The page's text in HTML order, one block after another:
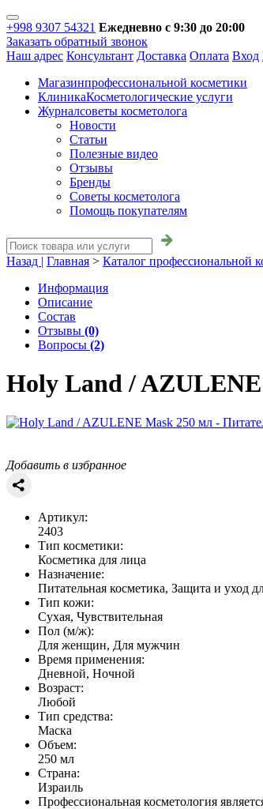
+998 9307 54321 Ежедневно с 9:30 до 20:00
Заказать обратный звонок
Наш адрес Консультант Доставка Оплата Вход
Магазинпрофессиональной косметики
КлиникаКосметологические услуги
Журналсоветы косметолога
Новости
Статьи
Полезные видео
Отзывы
Бренды
Советы косметолога
Помощь покупателям
Назад | Главная > Каталог профессиональной
Информация
Описание
Состав
Отзывы (0)
Вопросы (2)
Holy Land / AZULENE
Добавить в избранное
Артикул:
2403
Тип косметики:
Косметика для лица
Назначение:
Питательная косметика, Защита и уход
Тип кожи:
Сухая, Чувствительная
Пол (м/ж):
Для женщин, Для мужчин
Время применения:
Дневной, Ночной
Возраст:
Любой
Тип средства:
Маска
Объем:
250 мл
Страна:
Израиль
Профессиональная косметология